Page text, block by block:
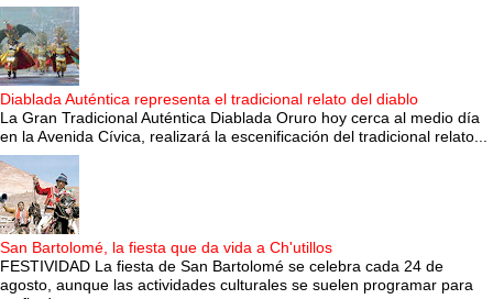
Diablada Auténtica representa el tradicional relato del diablo
La Gran Tradicional Auténtica Diablada Oruro hoy cerca al medio día
en la Avenida Cívica, realizará la escenificación del tradicional relato...
San Bartolomé, la fiesta que da vida a Ch'utillos
FESTIVIDAD La fiesta de San Bartolomé se celebra cada 24 de
agosto, aunque las actividades culturales se suelen programar para